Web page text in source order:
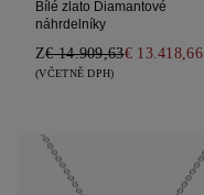
Bílé zlato Diamantové
náhrdelníky
Z€ 14.909,63€ 13.418,66
(VČETNĚ DPH)